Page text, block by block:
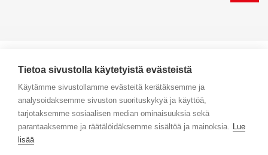
Yhteystiedot
Selaa tuotteita
Tietoa sivustolla käytetyistä evästeistä
Käytämme sivustollamme evästeitä kerätäksemme ja
analysoidaksemme sivuston suorituskykyä ja käyttöä,
tarjotaksemme sosiaalisen median ominaisuuksia sekä
parantaaksemme ja räätälöidäksemme sisältöä ja mainoksia. Lue
lisää